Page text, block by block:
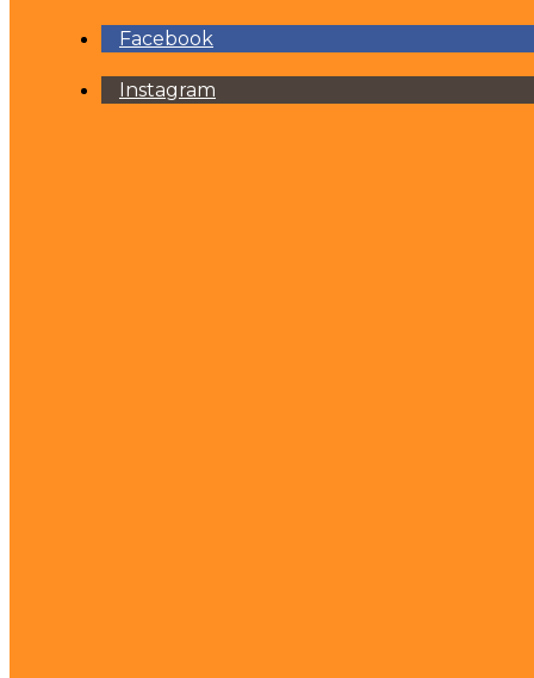
Facebook
Instagram